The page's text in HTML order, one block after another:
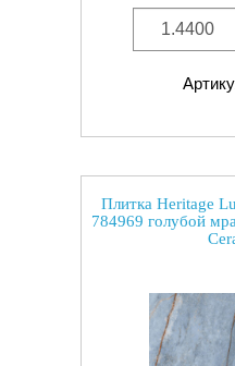
Плитка Heritage
784969 голубой